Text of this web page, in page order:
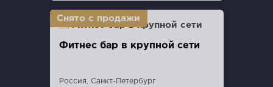
Фитнес бар в крупной сети
Россия, Санкт-Петербург